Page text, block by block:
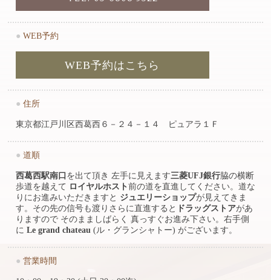
● WEB予約
WEB予約はこちら
● 住所
東京都江戸川区西葛西６－２４－１４ ピュアラ１Ｆ
● 道順
西葛西駅南口 を出て頂き 左手に見えます三菱UFJ銀行脇の横断
歩道を越えて ロイヤルホスト 前の道を直進してください。道な
りにお進みいただきますと ジュエリーショップが見えてきま
す。その先の信号も渡りさらに直進すると ドラッグストアがあ
りますので そのまましばらく 真っすぐお進み下さい。右手側
に Le grand chateau (ル・グランシャトー) がございます。
● 営業時間